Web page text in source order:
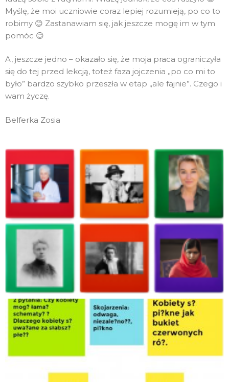
Myślę, że moi uczniowie coraz lepiej rozumieją, po co to
robimy 😊 Zastanawiam się, jak jeszcze mogę im w tym
pomóc 😊
A, jeszcze jedno – okazało się, że moja praca ograniczyła
się do tej przed lekcją, toteż faza jojczenia „po co mi to
było” bardzo szybko przeszła w etap „ale fajnie”. Czego i
wam życzę.
Belferka Zosia